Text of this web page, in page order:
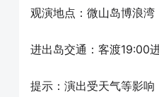
观演地点：微山岛博浪湾
进出岛交通：客渡19:00
提示：演出受天气等影